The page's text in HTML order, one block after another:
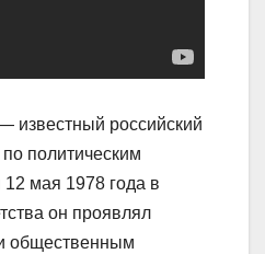
известный российский
по политическим
мая 1978 года в
он проявлял
общественным